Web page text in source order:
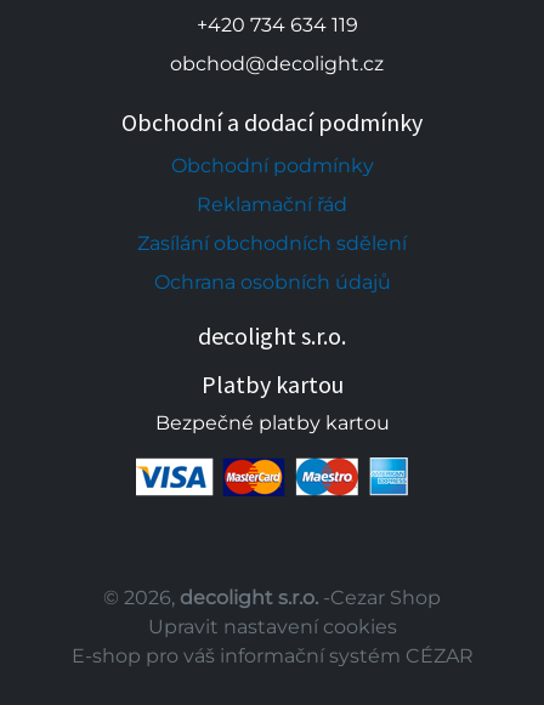
+420 734 634 119
obchod@decolight.cz
Obchodní a dodací podmínky
Obchodní podmínky
Reklamační řád
Zasílání obchodních sdělení
Ochrana osobních údajů
decolight s.r.o.
Platby kartou
Bezpečné platby kartou
© 2026, decolight s.r.o. -Cezar Shop
Upravit nastavení cookies
E-shop pro váš informační systém CÉZAR